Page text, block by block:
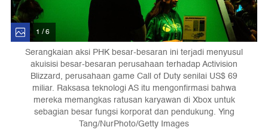
1 / 6
Serangkaian aksi PHK besar-besaran ini terjadi menyusul
akuisisi besar-besaran perusahaan terhadap Activision
Blizzard, perusahaan game Call of Duty senilai US$ 69
miliar. Raksasa teknologi AS itu mengonfirmasi bahwa
mereka memangkas ratusan karyawan di Xbox untuk
sebagian besar fungsi korporat dan pendukung. Ying
Tang/NurPhoto/Getty Images